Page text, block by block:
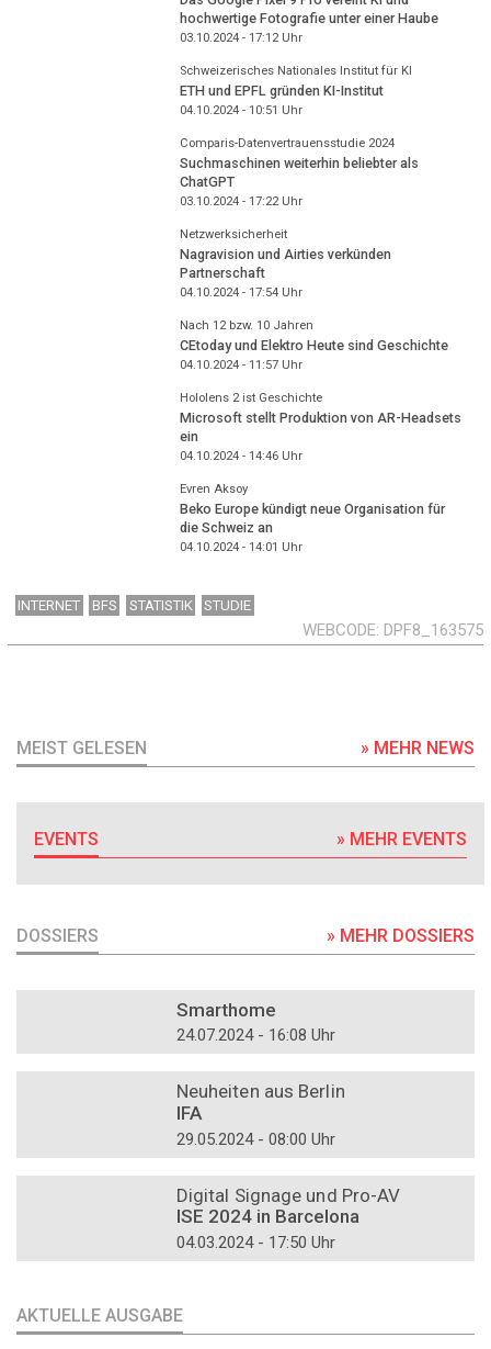
hochwertige Fotografie unter einer Haube
03.10.2024 - 17:12Uhr
Schweizerisches Nationales Institut für KI
ETH und EPFL gründen KI-Institut
04.10.2024 - 10:51 Uhr
Comparis-Datenvertrauensstudie 2024
Suchmaschinen weiterhin beliebter als
ChatGPT
03.10.2024 - 17:22Uhr
Netzwerksicherheit
Nagravision und Airties verkünden
Partnerschaft
04.10.2024 - 17:54Uhr
Nach 12 bzw. 10 Jahren
CEtoday und Elektro Heute sind Geschichte
04.10.2024 - 11:57Uhr
Hololens 2 ist Geschichte
Microsoft stellt Produktion von AR-Headsets
ein
04.10.2024 - 14:46Uhr
Evren Aksoy
Beko Europe kündigt neue Organisation für
die Schweiz an
04.10.2024 - 14:01 Uhr
INTERNET BFS STATISTIK STUDIE
WEBCODE DPF8_163575
MEIST GELESEN » MEHR NEWS
EVENTS » MEHR EVENTS
DOSSIERS » MEHR DOSSIERS
Smarthome
24.07.2024 - 16:08 Uhr
Neuheiten aus Berlin
IFA
29.05.2024 - 08:00 Uhr
Digital Signage und Pro-AV
ISE 2024 in Barcelona
04.03.2024 - 17:50 Uhr
AKTUELLE AUSGABE